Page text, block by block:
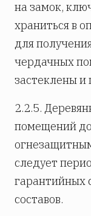
на замок,
храниться в
для
чердачных
застеклены и
2.2.5.
помещений
следует
гарантийных
составов.